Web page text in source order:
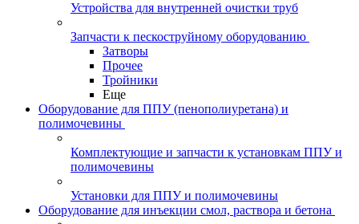
Устройства для внутренней очистки труб
Запчасти к пескоструйному оборудованию
Затворы
Прочее
Тройники
Еще
Оборудование для ППУ (пенополиуретана) и
полимочевины
Комплектующие и запчасти к установкам ППУ и
полимочевины
Установки для ППУ и полимочевины
Оборудование для инъекции смол, раствора и бетона